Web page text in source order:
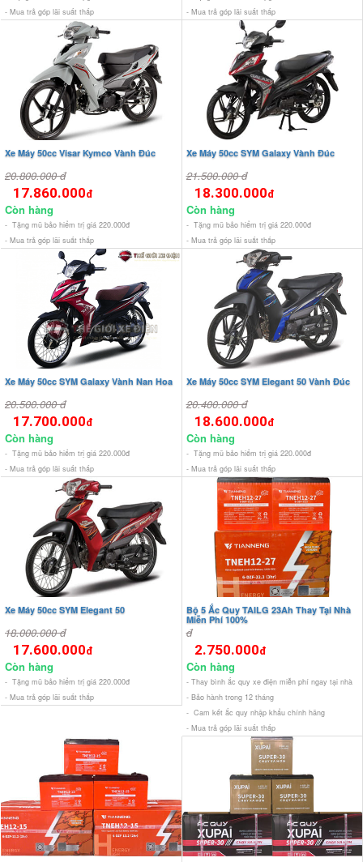
- Mua trả góp lãi suất thấp
- Mua trả góp lãi suất thấp
Xe Máy 50cc Visar Kymco Vành Đúc
20.800.000 đ
17.860.000đ
Còn hàng
- Tặng mũ bảo hiểm trị giá 220.000đ
- Mua trả góp lãi suất thấp
Xe Máy 50cc SYM Galaxy Vành Đúc
21.500.000 đ
18.300.000đ
Còn hàng
- Tặng mũ bảo hiểm trị giá 220.000đ
- Mua trả góp lãi suất thấp
Xe Máy 50cc SYM Galaxy Vành Nan Hoa
20.500.000 đ
17.700.000đ
Còn hàng
- Tặng mũ bảo hiểm trị giá 220.000đ
- Mua trả góp lãi suất thấp
Xe Máy 50cc SYM Elegant 50 Vành Đúc
20.400.000 đ
18.600.000đ
Còn hàng
- Tặng mũ bảo hiểm trị giá 220.000đ
- Mua trả góp lãi suất thấp
Xe Máy 50cc SYM Elegant 50
18.000.000 đ
17.600.000đ
Còn hàng
- Tặng mũ bảo hiểm trị giá 220.000đ
- Mua trả góp lãi suất thấp
Bộ 5 Ắc Quy TAILG 23Ah Thay Tại Nhà
Miễn Phí 100%
đ
2.750.000đ
Còn hàng
- Thay bình ắc quy xe điện miễn phí ngay tại nhà
- Bảo hành trong 12 tháng
- Cam kết ắc quy nhập khẩu chính hãng
- Mua trả góp lãi suất thấp